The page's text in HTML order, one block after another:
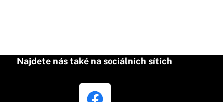
Najdete nás také na sociálních sítích